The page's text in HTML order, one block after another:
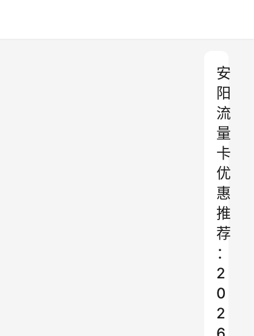
安
阳
流
量
卡
优
惠
推
荐
：
2
0
2